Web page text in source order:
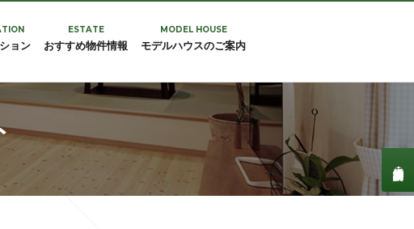
ョン
ESTATE
おすすめ物件情報
MODEL HOUSE
モデルハウスのご案内